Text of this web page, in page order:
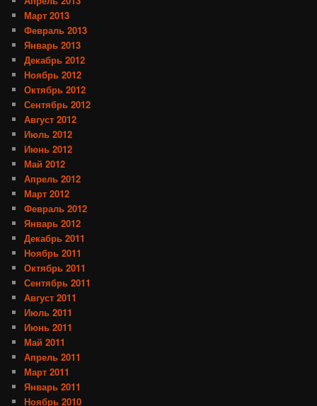
Март 2013
Февраль 2013
Январь 2013
Декабрь 2012
Ноябрь 2012
Октябрь 2012
Сентябрь 2012
Август 2012
Июль 2012
Июнь 2012
Май 2012
Апрель 2012
Март 2012
Февраль 2012
Январь 2012
Декабрь 2011
Ноябрь 2011
Октябрь 2011
Сентябрь 2011
Август 2011
Июль 2011
Июнь 2011
Май 2011
Апрель 2011
Март 2011
Январь 2011
Ноябрь 2010